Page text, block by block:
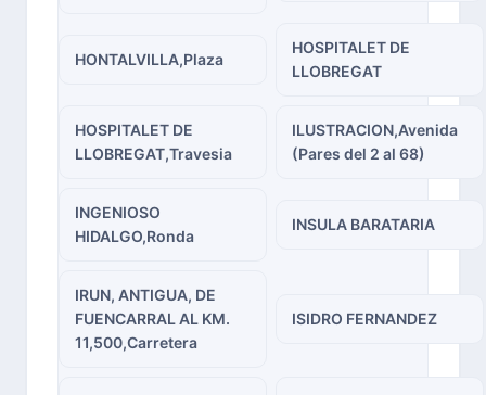
HONTALVILLA,Plaza
HOSPITALET DE
LLOBREGAT
HOSPITALET DE
LLOBREGAT,Travesia
ILUSTRACION,Avenida
(Pares del 2 al 68)
INGENIOSO
HIDALGO,Ronda
INSULA BARATARIA
IRUN, ANTIGUA, DE
FUENCARRAL AL KM.
11,500,Carretera
ISIDRO FERNANDEZ